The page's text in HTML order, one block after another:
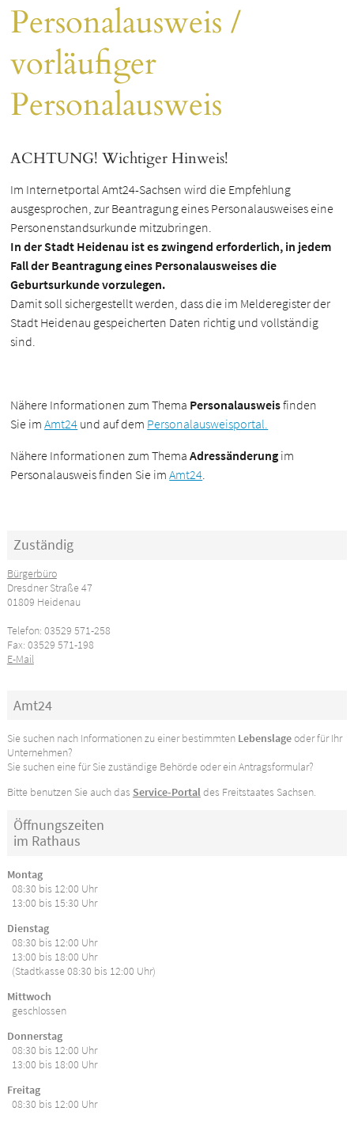
Personalausweis /
vorläufiger
Personalausweis
ACHTUNG! Wichtiger Hinweis!
Im Internetportal Amt24-Sachsen wird die Empfehlung
ausgesprochen, zur Beantragung eines Personalausweises eine
Personenstandsurkunde mitzubringen.
In der Stadt Heidenau ist es zwingend erforderlich, in jedem
Fall der Beantragung eines Personalausweises die
Geburtsurkunde vorzulegen.
Damit soll sichergestellt werden, dass die im Melderegister der
Stadt Heidenau gespeicherten Daten richtig und vollständig
sind.
Nähere Informationen zum Thema Personalausweisfinden
Sie imAmt24 und auf dem Personalausweisportal.
Nähere Informationen zum ThemaAdressänderung im
Personalausweis finden Sie imAmt24.
Zuständig
Bürgerbüro
Dresdner Straße 47
01809 Heidenau
Telefon: 03529 571-258
Fax: 03529 571-198
E-Mail
Amt24
Sie suchen nach Informationen zu einer bestimmten Lebenslageoder für Ihr
Unternehmen?
Sie suchen eine für Sie zuständige Behörde oder ein Antragsformular?
Bitte benutzen Sie auch das Service-Portaldes Freitstaates Sachsen.
Öffnungszeiten
im Rathaus
Montag
08:30 bis 12:00 Uhr
13:00 bis 15:30 Uhr
Dienstag
08:30 bis 12:00 Uhr
13:00 bis 18:00 Uhr
(Stadtkasse 08:30 bis 12:00 Uhr)
Mittwoch
geschlossen
Donnerstag
08:30 bis 12:00 Uhr
13:00 bis 18:00 Uhr
Freitag
08:30 bis 12:00 Uhr